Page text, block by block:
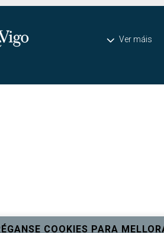
Vigo Ver máis
COOKIES PARA